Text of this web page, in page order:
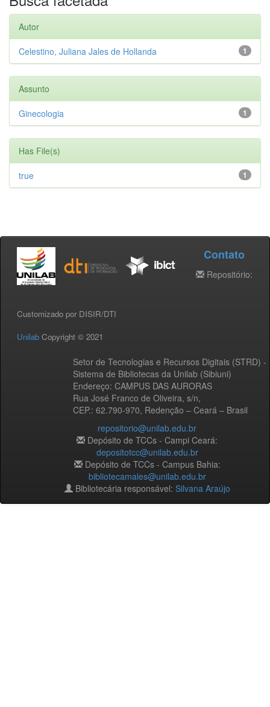
Autor
1
Celestino, Juliana Jales de Hollanda
Assunto
1
Ginecologia
Has File(s)
1
true
Customizado por DISIR/DTI
Unilab Copyright © 2021
Setor de Tecnologias e Recursos Digitais (STRD) -
Sistema de Bibliotecas da Unilab (Sibiuni)
Endereço: CAMPUS DAS AURORAS
Rua José Franco de Oliveira, s/n,
CEP.: 62.790-970, Redenção – Ceará – Brasil
Contato
Repositório:
repositorio@unilab.edu.br
Depósito de TCCs - Campi Ceará:
depositotcc@unilab.edu.br
Depósito de TCCs - Campus Bahia:
bibliotecamales@unilab.edu.br
Bibliotecária responsável: Silvana Araújo